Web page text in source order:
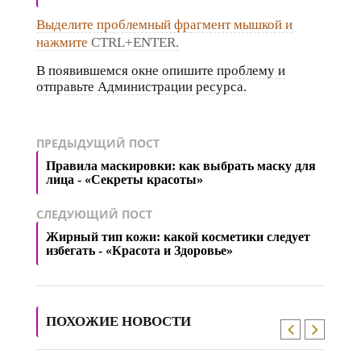
Выделите проблемный фрагмент мышкой и
нажмите CTRL+ENTER.
В появившемся окне опишите проблему и
отправьте Администрации ресурса.
ПРЕДЫДУЩИЙ ПОСТ
Правила маскировки: как выбрать маску для
лица - «Секреты красоты»
СЛЕДУЮЩИЙ ПОСТ
Жирный тип кожи: какой косметики следует
избегать - «Красота и Здоровье»
ПОХОЖИЕ НОВОСТИ